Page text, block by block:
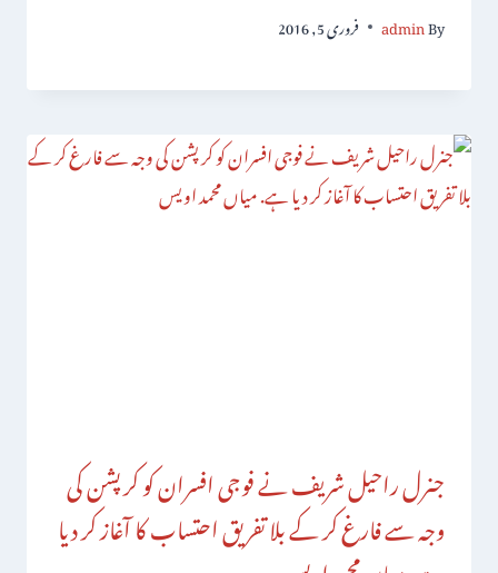
By
admin فروری 5, 2016
جنرل راحیل شریف نے فوجی افسران کو کرپشن کی
وجہ سے فارغ کر کے بلا تفریق احتساب کا آغاز کر دیا